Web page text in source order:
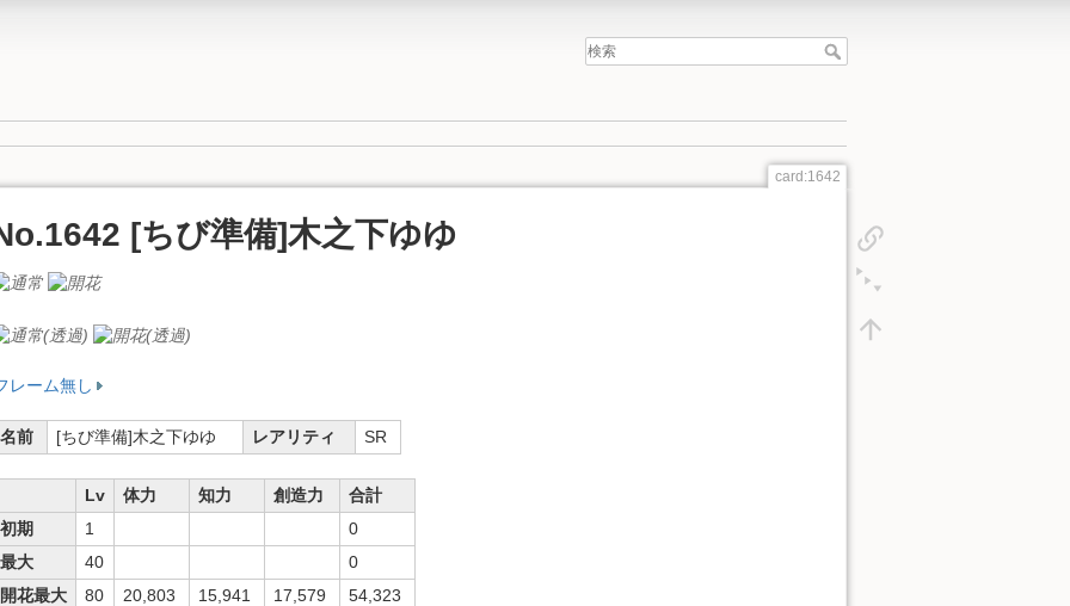
card:1642
[ちび準備]木之下ゆゆ
レーム無し
名前 [ちび準備]木之下ゆゆ レアリティ SR
Lv 体力 知力 創造力
合計
初期
1
0
最大
40
0
開花最大
80
20,803
15,941
17,579
54,323